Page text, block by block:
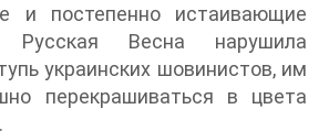
и постепенно истаивающие
Весна нарушила
украинских шовинистов, им
перекрашиваться в цвета